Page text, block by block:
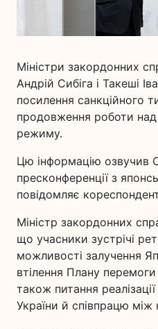
Міністри закордонних
Андрій Сибіга і Такеші
посилення санкційного
продовження роботи
режиму.
Цю інформацію озвучив
пресконференції з
повідомляє
Міністр закордонних
що учасники зустрічі
можливості залучення
втілення Плану
також питання
України й співпрацю між